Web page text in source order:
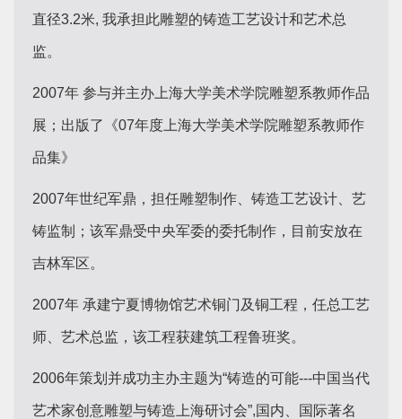
直径3.2米, 我承担此雕塑的铸造工艺设计和艺术总
监。
2007年 参与并主办上海大学美术学院雕塑系教师作品
展；出版了《07年度上海大学美术学院雕塑系教师作
品集》
2007年世纪军鼎，担任雕塑制作、铸造工艺设计、艺
铸监制；该军鼎受中央军委的委托制作，目前安放在
吉林军区。
2007年 承建宁夏博物馆艺术铜门及铜工程，任总工艺
师、艺术总监，该工程获建筑工程鲁班奖。
2006年策划并成功主办主题为“铸造的可能---中国当代
艺术家创意雕塑与铸造上海研讨会”,国内、国际著名